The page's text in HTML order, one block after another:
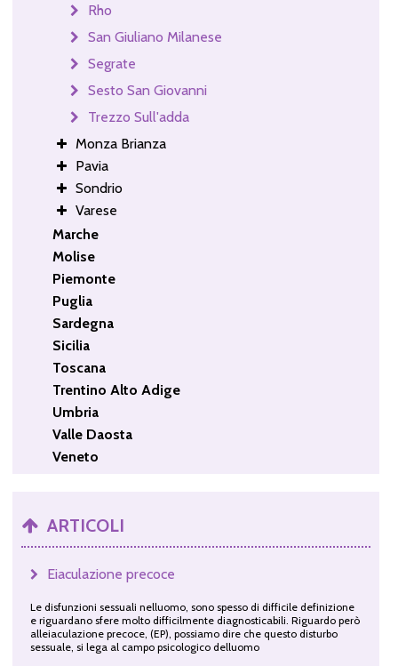
Rho
San Giuliano Milanese
Segrate
Sesto San Giovanni
Trezzo Sull'adda
Monza Brianza
Pavia
Sondrio
Varese
Marche
Molise
Piemonte
Puglia
Sardegna
Sicilia
Toscana
Trentino Alto Adige
Umbria
Valle Daosta
Veneto
ARTICOLI
Eiaculazione precoce
Le disfunzioni sessuali nelluomo, sono spesso di difficile definizione
e riguardano sfere molto difficilmente diagnosticabili. Riguardo però
alleiaculazione precoce, (EP), possiamo dire che questo disturbo
sessuale, si lega al campo psicologico delluomo